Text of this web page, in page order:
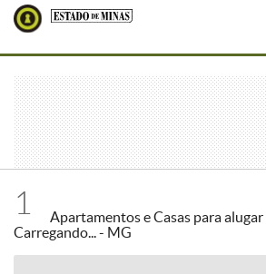
1
Apartamentos e Casas para alugar
Carregando... - MG